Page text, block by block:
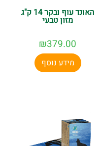
האונד עוף ובקר 14 ק"ג
מזון טבעי
₪379.00
מידע נוסף